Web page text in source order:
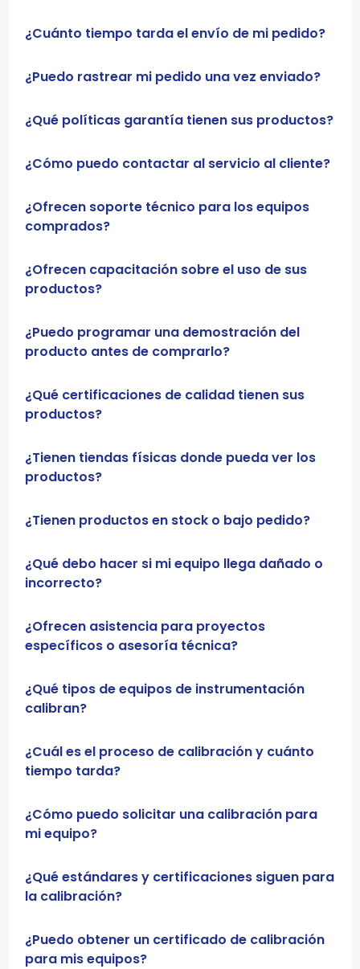
¿Cuánto tiempo tarda el envío de mi pedido?
¿Puedo rastrear mi pedido una vez enviado?
¿Qué políticas garantía tienen sus productos?
¿Cómo puedo contactar al servicio al cliente?
¿Ofrecen soporte técnico para los equipos
comprados?
¿Ofrecen capacitación sobre el uso de sus
productos?
¿Puedo programar una demostración del
producto antes de comprarlo?
¿Qué certificaciones de calidad tienen sus
productos?
¿Tienen tiendas físicas donde pueda ver los
productos?
¿Tienen productos en stock o bajo pedido?
¿Qué debo hacer si mi equipo llega dañado o
incorrecto?
¿Ofrecen asistencia para proyectos
específicos o asesoría técnica?
¿Qué tipos de equipos de instrumentación
calibran?
¿Cuál es el proceso de calibración y cuánto
tiempo tarda?
¿Cómo puedo solicitar una calibración para
mi equipo?
¿Qué estándares y certificaciones siguen para
la calibración?
¿Puedo obtener un certificado de calibración
para mis equipos?